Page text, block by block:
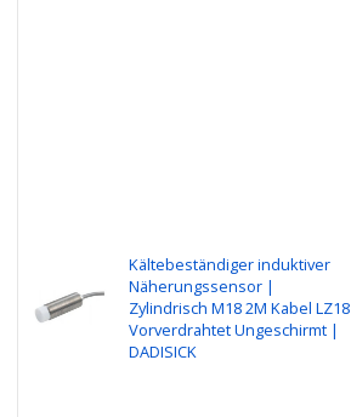
Kältebeständiger induktiver
Näherungssensor |
Zylindrisch M18 2M Kabel LZ18
Vorverdrahtet Ungeschirmt |
DADISICK